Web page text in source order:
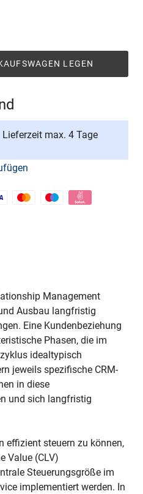
LEGEN
Lieferzeit max. 4 Tage
Management
Ausbau langfristig
Eine Kundenbeziehung
Phasen, die im
idealtypisch
jeweils spezifische CRM-
in diese
und sich langfristig
effizient steuern zu können,
Value (CLV)
Steuerungsgröße im
implementiert werden. In